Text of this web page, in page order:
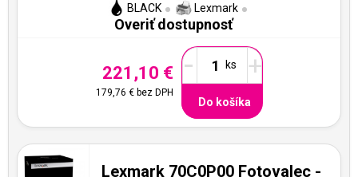
BLACK Lexmark
Overiť dostupnosť
221,10 €
179,76 €bez DPH
- +
Do košíka
Lexmark 70C0P00 Fotovalec -